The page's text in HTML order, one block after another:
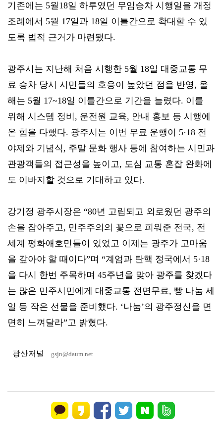
기존에는 5월18일 하루였던 무임승차 시행일을 개정
조례에서 5월 17일과 18일 이틀간으로 확대할 수 있
도록 법적 근거가 마련됐다.
광주시는 지난해 처음 시행한 5월 18일 대중교통 무
료 승차 당시 시민들의 호응이 높았던 점을 반영, 올
해는 5월 17~18일 이틀간으로 기간을 늘렸다. 이를
위해 시스템 정비, 운전원 교육, 안내 홍보 등 시행에
온 힘을 다했다. 광주시는 이번 무료 운행이 5·18 전
야제와 기념식, 주말 문화 행사 등에 참여하는 시민과
관광객들의 접근성을 높이고, 도심 교통 혼잡 완화에
도 이바지할 것으로 기대하고 있다.
강기정 광주시장은 “80년 고립되고 외로웠던 광주의
손을 잡아주고, 민주주의의 꽃으로 피워준 전국, 전
세계 평화애호민들이 있었고 이제는 광주가 고마움
을 갚아야 할 때이다”며 “계엄과 탄핵 정국에서 5·18
을 다시 한번 주목하며 45주년을 맞아 광주를 찾겠다
는 많은 민주시민에게 대중교통 전면무료, 빵 나눔 세
일 등 작은 선물을 준비했다. ‘나눔’의 광주정신을 면
면히 느껴달라”고 밝혔다.
광산저널 gsjn@daum.net